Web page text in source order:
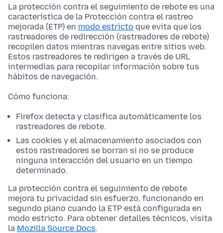
La protección contra el seguimiento de rebote es una
característica de la Protección contra el rastreo
mejorada (ETP) en modo estricto que evita que los
rastreadores de redirección (rastreadores de rebote)
recopilen datos mientras navegas entre sitios web.
Estos rastreadores te redirigen a través de URL
intermedias para recopilar información sobre tus
hábitos de navegación.
Cómo funciona:
Firefox detecta y clasifica automáticamente los
rastreadores de rebote.
Las cookies y el almacenamiento asociados con
estos rastreadores se borran si no se produce
ninguna interacción del usuario en un tiempo
determinado.
La protección contra el seguimiento de rebote
mejora tu privacidad sin esfuerzo, funcionando en
segundo plano cuando la ETP está configurada en
modo estricto. Para obtener detalles técnicos, visita
la Mozilla Source Docs.